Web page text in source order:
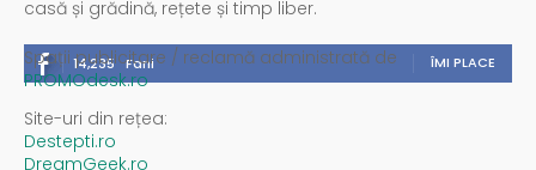
casă și grădină, rețete și timp liber.
14,235 Fani ÎMI PLACE
Spații publicitare / reclamă administrată de
PROMOdesk.ro
Site-uri din rețea:
Destepti.ro
DreamGeek.ro